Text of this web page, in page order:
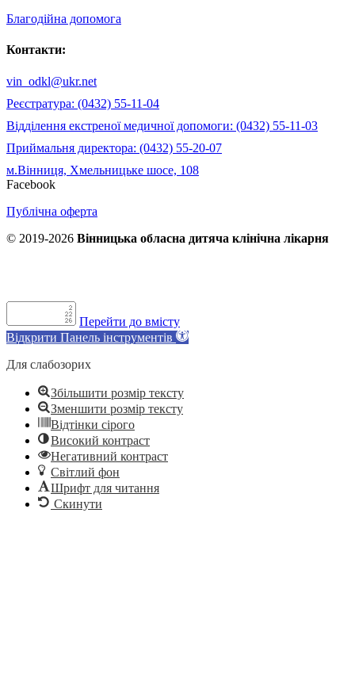
Благодійна допомога
Контакти:
vin_odkl@ukr.net
Реєстратура: (0432) 55-11-04
Відділення екстреної медичної допомоги: (0432) 55-11-03
Приймальня директора: (0432) 55-20-07
м.Вінниця, Хмельницьке шосе, 108
Facebook
Публічна оферта
© 2019-2026 Вінницька обласна дитяча клінічна лікарня
Перейти до вмісту
Відкрити Панель інструментів
Для слабозорих
Збільшити розмір тексту
Зменшити розмір тексту
Відтінки сірого
Високий контраст
Негативний контраст
Світлий фон
Шрифт для читання
Скинути